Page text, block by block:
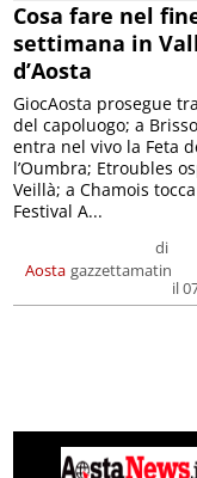
Cosa fare nel
settimana in
d’Aosta
Aosta
di
gazzettamatin
il
GiocAosta prosegue
del capoluogo; a
entra nel vivo la Feta
l’Oumbra; Etroubles
Veillà; a Chamois
Festival A...